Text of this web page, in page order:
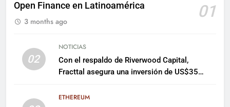
Open Finance en Latinoamérica
01
3 months ago
02
NOTICIAS
Con el respaldo de Riverwood Capital,
Fracttal asegura una inversión de US$35
ETHEREUM